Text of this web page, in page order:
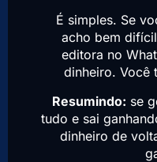
É simples. Se
acho bem
editora no
dinheiro. Você
Resumindo: se
tudo e sai
dinheiro de